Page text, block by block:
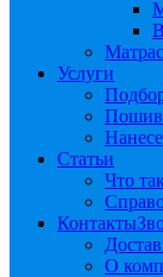
Услуги
Пошив
Статьи
Что
Контакты
О